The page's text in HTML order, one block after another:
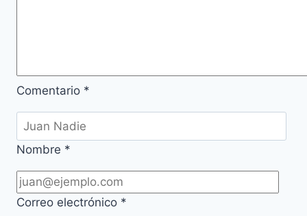
Comentario *
Nombre *
Correo electrónico *